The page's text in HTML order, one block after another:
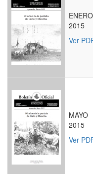
ENERO
2015
Ver
MAYO
2015
Ver